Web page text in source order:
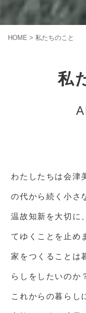
HOME > 私たちのこと
私
わたしたちは会津
の代から続く小さ
温故知新を大切に
てゆくことを止め
家をつくることは
らしをしたいのか
これからの暮らし